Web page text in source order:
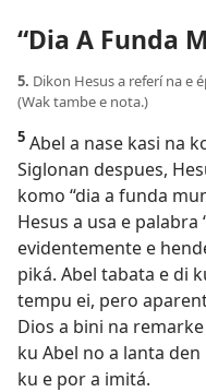
“Dia A Funda
5. Dikon Hesus a referí na e
(Wak tambe e nota.)
5 Abel a nase kasi na
Siglonan despues,
komo “dia a funda
Hesus a usa e
evidentemente e
piká. Abel tabata e di
tempu ei, pero
Dios a bini na
ku Abel no a lanta
ku e por a imitá.